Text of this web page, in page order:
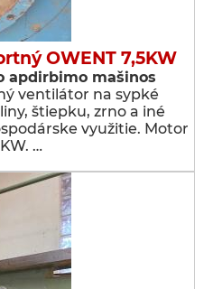
OWENT 7,5KW
apdirbimo mašinos
ventilátor na sypké
štiepku, zrno a iné
využitie. Motor
…